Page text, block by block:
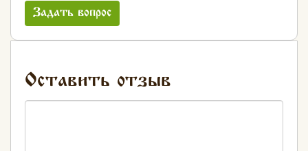
Задать вопрос
Оставить отзыв